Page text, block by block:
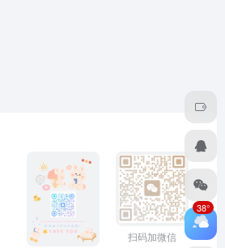
扫码加微信
38°